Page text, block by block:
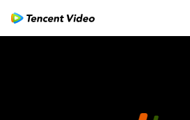
pay limit